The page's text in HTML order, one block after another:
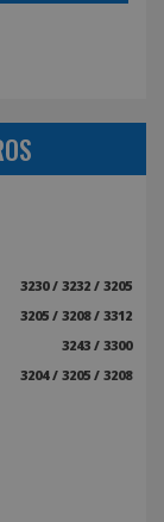
3230 / 3232 / 3205
3205 / 3208 / 3312
3243 / 3300
3204 / 3205 / 3208